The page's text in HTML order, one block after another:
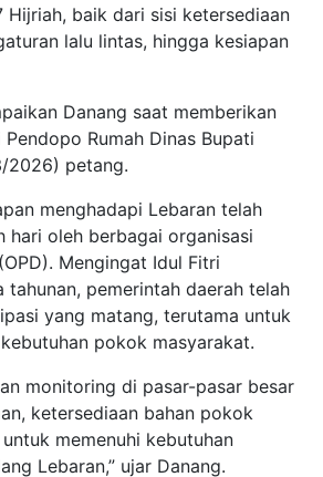
Hijriah, baik dari sisi ketersediaan
lalu lintas, hingga kesiapan
Danang saat memberikan
Rumah Dinas Bupati
2026) petang.
menghadapi Lebaran telah
hari oleh berbagai organisasi
Mengingat Idul Fitri
tahunan, pemerintah daerah telah
yang matang, terutama untuk
pokok masyarakat.
monitoring di pasar-pasar besar
ketersediaan bahan pokok
memenuhi kebutuhan
Lebaran,” ujar Danang.